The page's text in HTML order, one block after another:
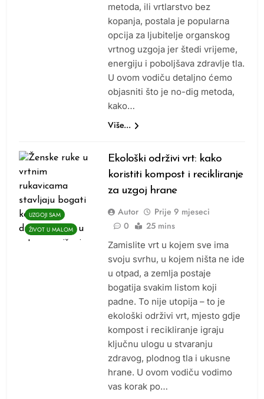
metoda, ili vrtlarstvo bez
kopanja, postala je popularna
opcija za ljubitelje organskog
vrtnog uzgoja jer štedi vrijeme,
energiju i poboljšava zdravlje tla.
U ovom vodiču detaljno ćemo
objasniti što je no-dig metoda,
kako…
Više...
UZGOJI SAM
ŽIVOT U MALOM
Ekološki održivi vrt: kako
koristiti kompost i recikliranje
za uzgoj hrane
Autor Prije 9 mjeseci
0
25 mins
Zamislite vrt u kojem sve ima
svoju svrhu, u kojem ništa ne ide
u otpad, a zemlja postaje
bogatija svakim listom koji
padne. To nije utopija – to je
ekološki održivi vrt, mjesto gdje
kompost i recikliranje igraju
ključnu ulogu u stvaranju
zdravog, plodnog tla i ukusne
hrane. U ovom vodiču vodimo
vas korak po…